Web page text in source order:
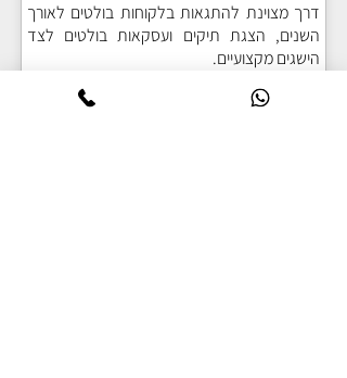
דרך מצוינת להתגאות בלקוחות בולטים לאורך
השנים, הצגת תיקים ועסקאות בולטים לצד
הישגים מקצועיים.